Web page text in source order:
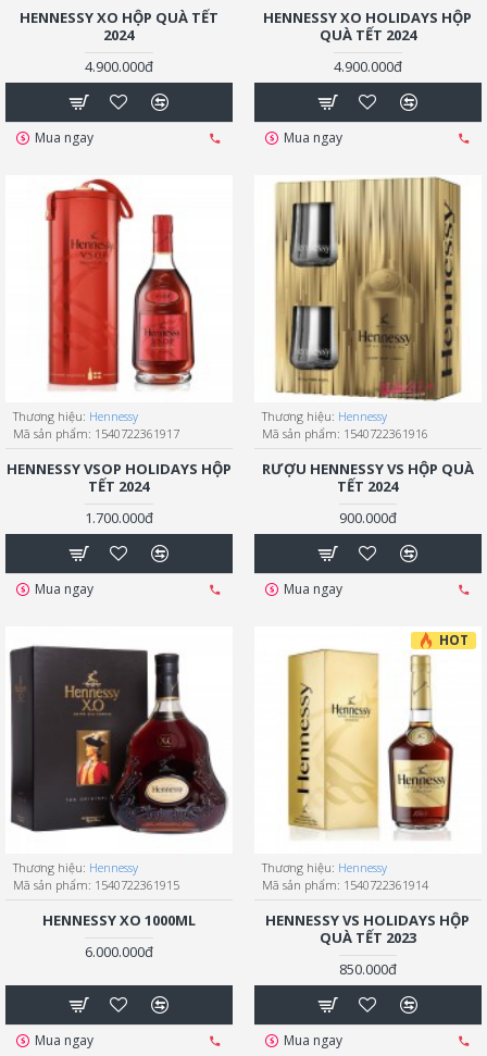
HENNESSY XO HỘP QUÀ TẾT
2024
4.900.000đ
Mua ngay
HENNESSY XO HOLIDAYS HỘP
QUÀ TẾT 2024
4.900.000đ
Mua ngay
Thương hiệu: Hennessy
Mã sản phẩm: 1540722361917
HENNESSY VSOP HOLIDAYS HỘP
TẾT 2024
1.700.000đ
Mua ngay
Thương hiệu: Hennessy
Mã sản phẩm: 1540722361916
RƯỢU HENNESSY VS HỘP QUÀ
TẾT 2024
900.000đ
Mua ngay
Thương hiệu: Hennessy
Mã sản phẩm: 1540722361915
HENNESSY XO 1000ML
6.000.000đ
Mua ngay
HOT
Thương hiệu: Hennessy
Mã sản phẩm: 1540722361914
HENNESSY VS HOLIDAYS HỘP
QUÀ TẾT 2023
850.000đ
Mua ngay